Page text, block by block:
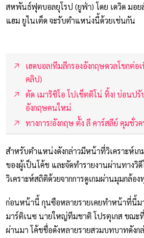
สหพันธ์ฟุตบอลยุโรป (ยูฟ่า) โดย เดวิด มอ
แฮม ยูไนเต็ด จะรับตำแหน่งนี้ด้วยเช่นกัน
เฮดบอล!ทีมลีกรองอังกฤษดวลโขกต่อ
คลิป)
ตัด เมาริซิโอ โปเช็ตติโน่ ทิ้ง! บ่อนปรั
อังกฤษคนใหม่
ทางการ!อังกฤษ ตั้ง ลี คาร์สลีย์ คุมชั่ว
สำหรับตำแหน่งดังกล่าวมีหน้าที่วิเคราะห์เ
ของผู้เป็นโค้ช และจัดทำรายงานผ่านทางวิดี
วิเคราะห์สถิติด้วยจากการดูเกมผ่านมุมกล้อ
ก่อนหน้านี้ กุนซือหลายรายเคยทำหน้าที่นี้ม
มาร์ติเนซ นายใหญ่ทีมชาติ โปรตุเกส ขณะ
ผ่านมา โค้ชชื่อดังหลายรายสวมบทบาทดังก